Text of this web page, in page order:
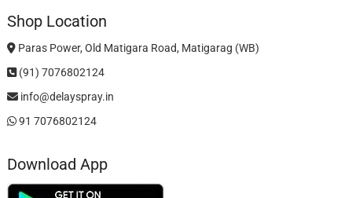
Shop Location
Paras Power, Old Matigara Road, Matigarag (WB)
(91) 7076802124
info@delayspray.in
91 7076802124
Download App